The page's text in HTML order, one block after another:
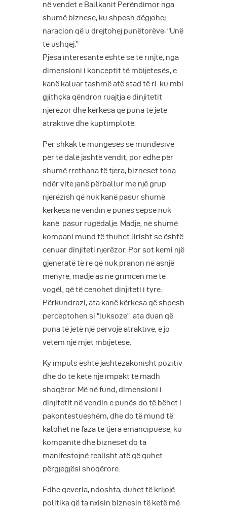
në vendet e Ballkanit Perëndimor nga
shumë biznese, ku shpesh dëgjohej
naracion që u drejtohej punëtorëve: “Unë
të ushqej.”
Pjesa interesante është se të rinjtë, nga
dimensioni i konceptit të mbijetesës, e
kanë kaluar tashmë atë stad të ri ku mbi
gjithçka qëndron ruajtja e dinjitetit
njerëzor dhe kërkesa që puna të jetë
atraktive dhe kuptimplotë.
Për shkak të mungesës së mundësive
për të dalë jashtë vendit, por edhe për
shumë rrethana të tjera, bizneset tona
ndër vite janë përballur me një grup
njerëzish që nuk kanë pasur shumë
kërkesa në vendin e punës sepse nuk
kanë pasur rugëdalje. Madje, në shumë
kompani mund të thuhet lirisht se është
cenuar dinjiteti njerëzor. Por sot kemi një
gjeneratë të re që nuk pranon në asnjë
mënyrë, madje as në grimcën më të
vogël, që të cenohet dinjiteti i tyre.
Përkundrazi, ata kanë kërkesa që shpesh
perceptohen si “luksoze” ata duan që
puna të jetë një përvojë atraktive, e jo
vetëm një mjet mbijetese.
Ky impuls është jashtëzakonisht pozitiv
dhe do të ketë një impakt të madh
shoqëror. Më në fund, dimensioni i
dinjitetit në vendin e punës do të bëhet i
pakontestueshëm, dhe do të mund të
kalohet në faza të tjera emancipuese, ku
kompanitë dhe bizneset do ta
manifestojnë realisht atë që quhet
përgjegjësi shoqërore.
Edhe qeveria, ndoshta, duhet të krijojë
politika që ta nxisin biznesin të ketë më